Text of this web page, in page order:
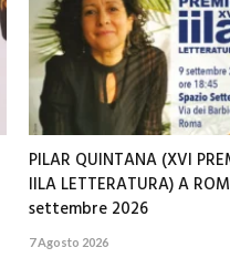
PILAR QUINTANA (XVI
IILA LETTERATURA) A
settembre 2026
7 Agosto 2026